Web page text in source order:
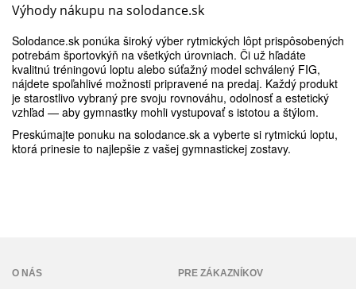
Výhody nákupu na solodance.sk
Solodance.sk ponúka široký výber rytmických lôpt prispôsobených
potrebám športovkýň na všetkých úrovniach. Či už hľadáte
kvalitnú tréningovú loptu alebo súťažný model schválený FIG,
nájdete spoľahlivé možnosti pripravené na predaj. Každý produkt
je starostlivo vybraný pre svoju rovnováhu, odolnosť a estetický
vzhľad — aby gymnastky mohli vystupovať s istotou a štýlom.
Preskúmajte ponuku na solodance.sk a vyberte si rytmickú loptu,
ktorá prinesie to najlepšie z vašej gymnastickej zostavy.
O NÁS PRE ZÁKAZNÍKOV